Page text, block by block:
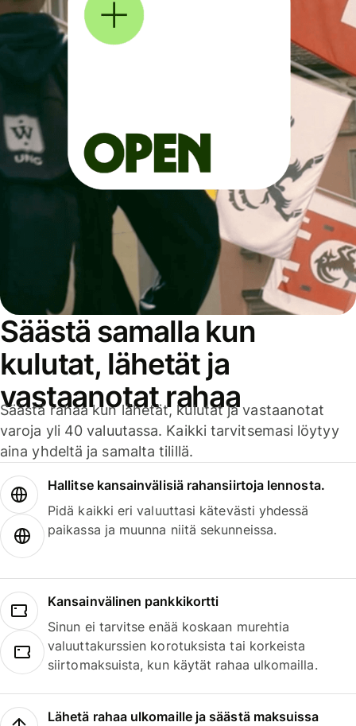
Säästä samalla kun
kulutat, lähetät ja
vastaanotat rahaa
Säästä rahaa kun lähetät, kulutat ja vastaanotat
varoja yli 40 valuutassa. Kaikki tarvitsemasi löytyy
aina yhdeltä ja samalta tilillä.
Hallitse kansainvälisiä rahansiirtoja lennosta.
Pidä kaikki eri valuuttasi kätevästi yhdessä
paikassa ja muunna niitä sekunneissa.
Kansainvälinen pankkikortti
Sinun ei tarvitse enää koskaan murehtia
valuuttakurssien korotuksista tai korkeista
siirtomaksuista, kun käytät rahaa ulkomailla.
Lähetä rahaa ulkomaille ja säästä maksuissa